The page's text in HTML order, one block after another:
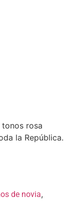
rosa
la República.
de novia,